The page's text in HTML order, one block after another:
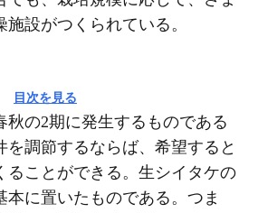
設がつくられている。
目次を見る
秋の2期に発生するものである
を調節するならば、希望すると
ることができる。生シイタケの
本に置いたものである。つま